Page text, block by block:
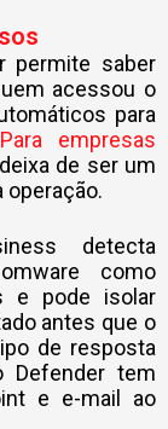
permite saber
acessou o
para
Para empresas
de ser um
operação.
detecta
como
e pode isolar
antes que o
de resposta
Defender tem
e e-mail ao